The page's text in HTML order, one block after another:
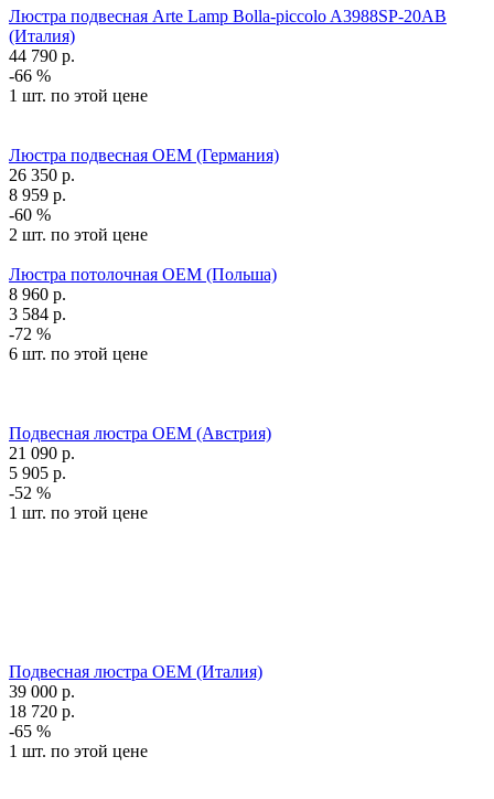
Люстра подвесная Arte Lamp Bolla-piccolo A3988SP-20AB
(Италия)
44 790 р.
-66 %
1 шт. по этой цене
Люстра подвесная OEM (Германия)
26 350 р.
8 959 р.
-60 %
2 шт. по этой цене
Люстра потолочная OEM (Польша)
8 960 р.
3 584 р.
-72 %
6 шт. по этой цене
Подвесная люстра OEM (Австрия)
21 090 р.
5 905 р.
-52 %
1 шт. по этой цене
Подвесная люстра OEM (Италия)
39 000 р.
18 720 р.
-65 %
1 шт. по этой цене